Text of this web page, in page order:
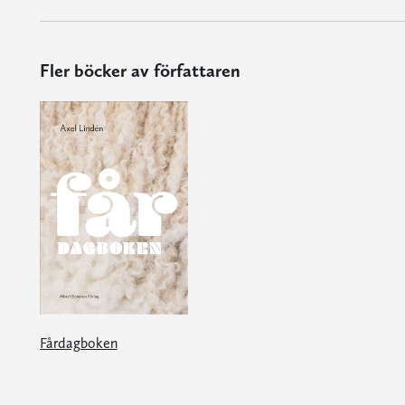
Fler böcker av författaren
Fårdagboken